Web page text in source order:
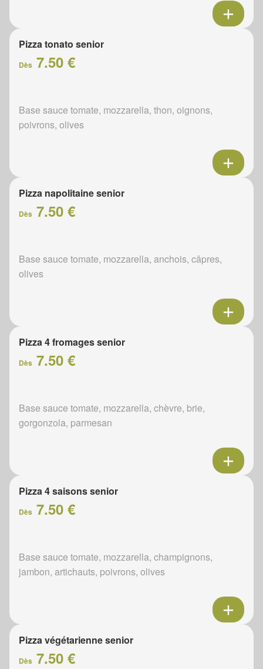
Pizza tonato senior
Dès 7.50 €
Base sauce tomate, mozzarella, thon, oignons,
poivrons, olives
Pizza napolitaine senior
Dès 7.50 €
Base sauce tomate, mozzarella, anchois, câpres,
olives
Pizza 4 fromages senior
Dès 7.50 €
Base sauce tomate, mozzarella, chèvre, brie,
gorgonzola, parmesan
Pizza 4 saisons senior
Dès 7.50 €
Base sauce tomate, mozzarella, champignons,
jambon, artichauts, poivrons, olives
Pizza végétarienne senior
Dès 7.50 €